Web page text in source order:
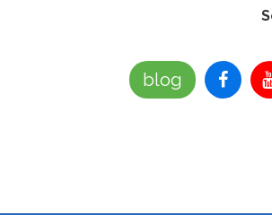
blog